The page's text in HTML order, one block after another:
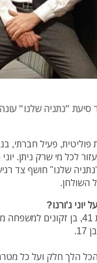
סיעת "נתניה שלנו"
פוליטית, פעיל
לכל מי שרק ניתן. יוני
שלנו" חושף צד
השולחן.
יוני ג'ורנו?
חגגתי ממש לא מזמן יומולדת 41,
הלך חלק ועל כל